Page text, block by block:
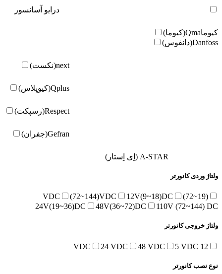
درایو آسانسور
کیوماQma(کیوما)
Danfoss(دانفوس)
next(نکست)
Qplus(کیوپلاس)
Respect(رسپکت)
Gefran(جفران)
A-STAR (اِی اِستار)
ولتاژ وردی کانورتر
(19~72)VDC
(72~144)VDC
12V(9~18)DC
24V(19~36)DC
48V(36~72)DC 110V (72~144) DC
ولتاژ خروجی کانورتر
12 VDC
24 VDC 48 VDC 5 VDC
نوع نصب کانورتر